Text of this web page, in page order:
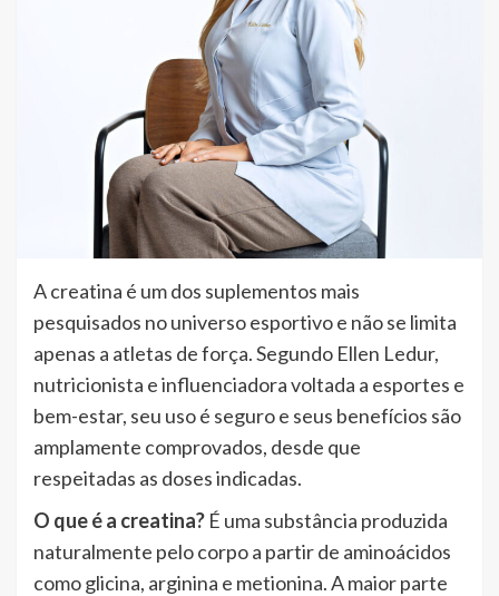
A creatina é um dos suplementos mais
pesquisados no universo esportivo e não se limita
apenas a atletas de força. Segundo Ellen Ledur,
nutricionista e influenciadora voltada a esportes e
bem-estar, seu uso é seguro e seus benefícios são
amplamente comprovados, desde que
respeitadas as doses indicadas.
O que é a creatina? É uma substância produzida
naturalmente pelo corpo a partir de aminoácidos
como glicina, arginina e metionina. A maior parte